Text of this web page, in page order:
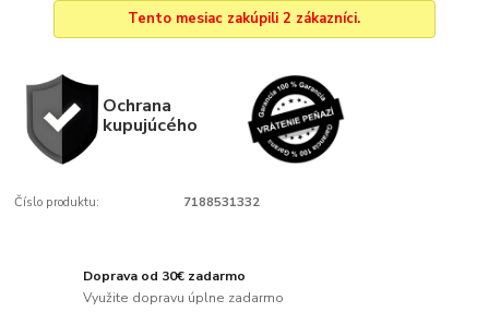
Tento mesiac zakúpili 2 zákazníci.
Ochrana
kupujúcého
Číslo produktu: 7188531332
Doprava od 30€ zadarmo
Využite dopravu úplne zadarmo